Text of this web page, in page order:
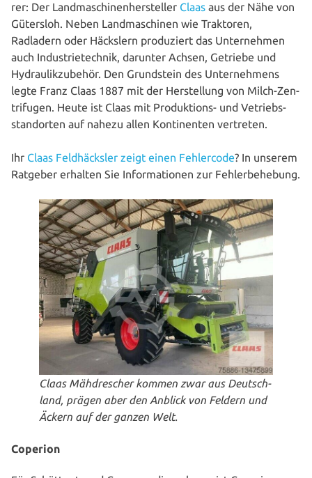
rer: Der Land­ma­schi­nen­her­stel­ler Claas aus der Nähe von
Gütersloh. Neben Land­ma­schi­nen wie Traktoren,
Radladern oder Häckslern pro­du­ziert das Unter­neh­men
auch Indus­trie­tech­nik, darunter Achsen, Getriebe und
Hydrau­lik­zu­be­hör. Den Grund­stein des Unter­neh­mens
legte Franz Claas 1887 mit der Her­stel­lung von Milch-Zen­
tri­fu­gen. Heute ist Claas mit Pro­duk­ti­ons- und Vetriebs­
stand­or­ten auf nahezu allen Kon­ti­nen­ten vertreten.
Ihr Claas Feld­häcks­ler zeigt einen Feh­ler­code? In unserem
Ratgeber erhalten Sie Infor­ma­tio­nen zur Fehlerbehebung.
Claas Mäh­dre­scher kommen zwar aus Deutsch­
land, prägen aber den Anblick von Feldern und
Äckern auf der ganzen Welt.
Coperion